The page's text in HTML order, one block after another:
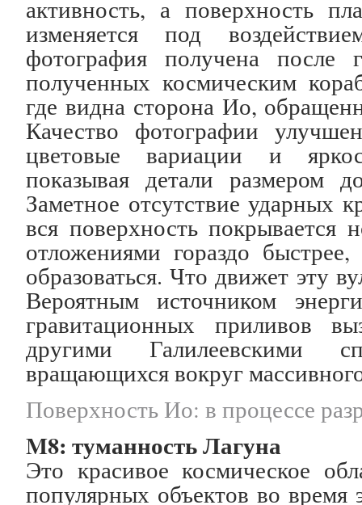
активность, а поверхность
изменяется под
фотография получена после
полученных космическим
где видна сторона Ио,
Качество фотографии
цветовые вариации и
показывая детали
Заметное отсутствие ударных
вся поверхность покрывается
отложениями гораздо
образоваться. Что движет эту
Вероятным источником
гравитационных приливов
другими Галилеевскими
вращающихся вокруг
Поверхность Ио: в процессе
M8: туманность Лагуна
Это красивое космическое
популярных объектов во время